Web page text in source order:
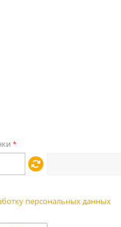
*
персональных данных